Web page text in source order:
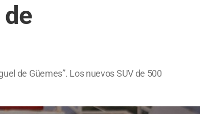
de Güemes”. Los nuevos SUV de 500